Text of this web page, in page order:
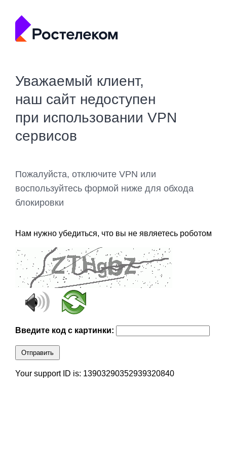
Уважаемый клиент,
наш сайт недоступен
при использовании VPN
сервисов
Пожалуйста, отключите VPN или
воспользуйтесь формой ниже для обхода
блокировки
Нам нужно убедиться, что вы не являетесь роботом
Введите код с картинки:
Отправить
Your support ID is: 13903290352939320840